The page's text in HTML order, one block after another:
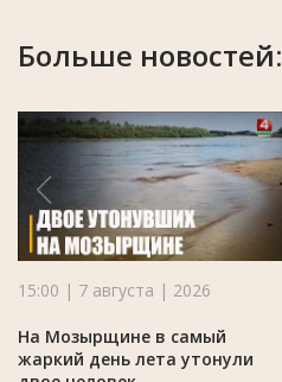
Больше новостей:
15:00 | 7 августа | 2026
На Мозырщине в самый
жаркий день лета утонули